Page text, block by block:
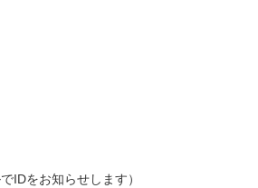
IDをお知らせします）